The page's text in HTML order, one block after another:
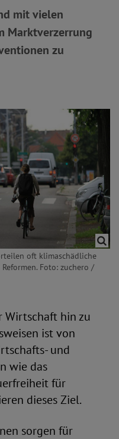
mit vielen
Marktverzerrung
zu
oft klimaschädliche
Foto: zuchero /
Wirtschaft hin zu
ist von
und
wie das
für
dieses Ziel.
sorgen für